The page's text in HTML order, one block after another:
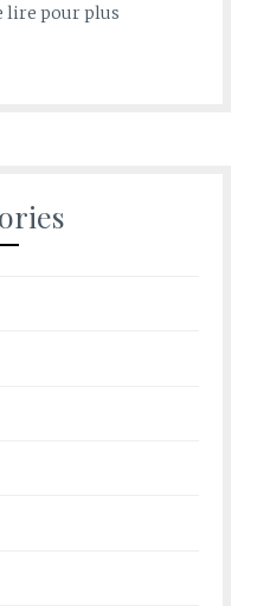
lire pour plus